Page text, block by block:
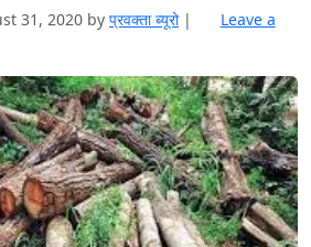
31, 2020 by प्रवक्‍ता ब्यूरो |
Leave a